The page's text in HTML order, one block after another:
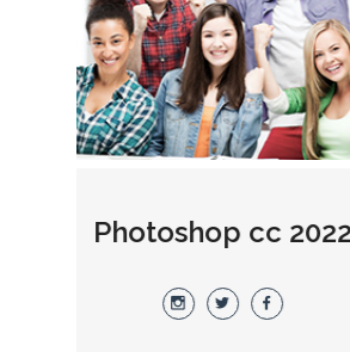
Photoshop cc